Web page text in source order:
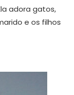
adora gatos,
e os filhos